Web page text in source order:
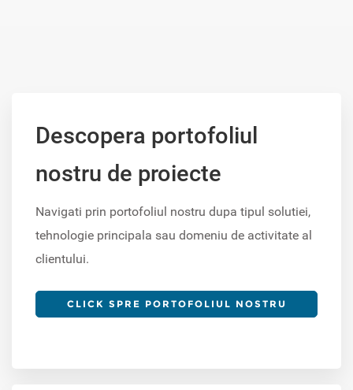
Descopera portofoliul
nostru de proiecte
Navigati prin portofoliul nostru dupa tipul solutiei,
tehnologie principala sau domeniu de activitate al
clientului.
CLICK SPRE PORTOFOLIUL NOSTRU